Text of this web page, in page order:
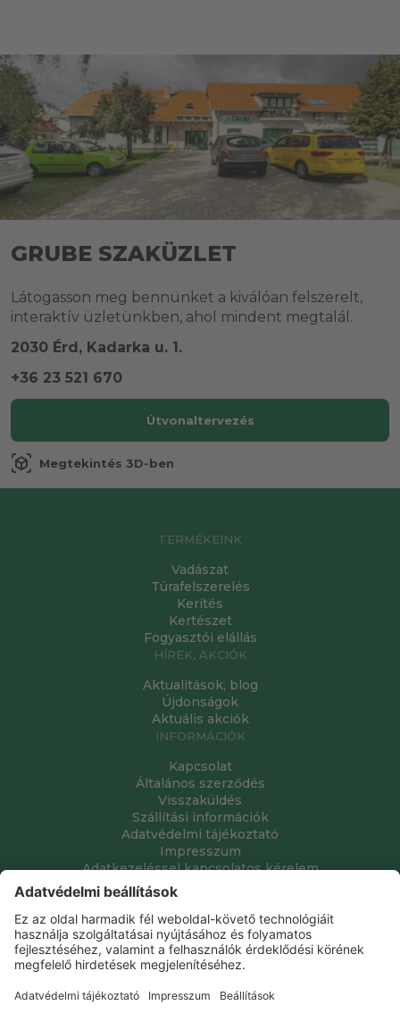
GRUBE SZAKÜZLET
Látogasson meg bennünket a kiválóan felszerelt,
interaktív üzletünkben, ahol mindent megtalál.
2030 Érd, Kadarka u. 1.
+36 23 521 670
Útvonaltervezés
view_in_ar Megtekintés 3D-ben
TERMÉKEINK
Vadászat
Túrafelszerelés
Kerítés
Kertészet
Fogyasztói elállás
HÍREK, AKCIÓK
Aktualitások, blog
Újdonságok
Aktuális akciók
INFORMÁCIÓK
Kapcsolat
Általános szerződés
Visszaküldés
Szállítási információk
Adatvédelmi tájékoztató
Impresszum
Adatkezeléssel kapcsolatos kérelem